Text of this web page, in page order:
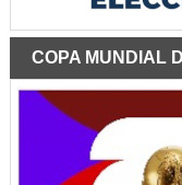
COPA MUNDIAL